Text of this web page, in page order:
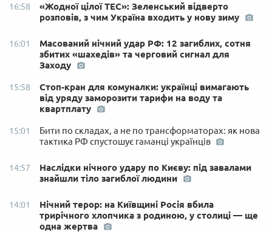
16:58
«Жодної цілої ТЕС»: Зеленський відверто
розповів, з чим Україна входить у нову зиму
16:01
Масований нічний удар РФ: 12 загиблих, сотня
збитих «шахедів» та черговий сигнал для
Заходу
15:58
Стоп-кран для комуналки: українці вимагають
від уряду заморозити тарифи на воду та
квартплату
15:01
Бити по складах, а не по трансформаторах: як нова
тактика РФ спустошує гаманці українців
14:57
Наслідки нічного удару по Києву: під завалами
знайшли тіло загиблої людини
14:01
Нічний терор: на Київщині Росія вбила
трирічного хлопчика з родиною, у столиці — ще
одна жертва